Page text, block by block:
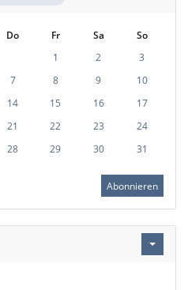
Do Fr Sa
So
1
2
3
7 8 9
10
14 15 16
17
21 22 23
24
28 29 30 31
Abonnieren